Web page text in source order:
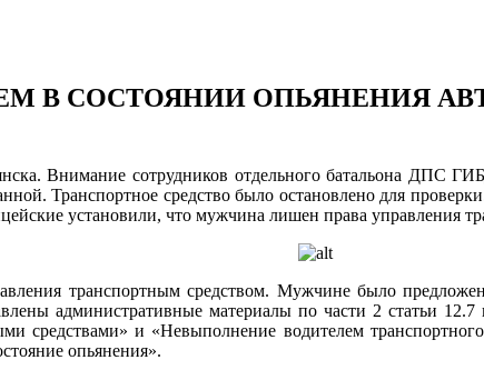
В СОСТОЯНИИ ОПЬЯНЕНИЯ
Внимание сотрудников отдельного батальона ДПС
Транспортное средство было остановлено для
установили, что мужчина лишен права управления
транспортным средством. Мужчине было
административные материалы по части 2 статьи
средствами» и «Невыполнение водителем
опьянения».